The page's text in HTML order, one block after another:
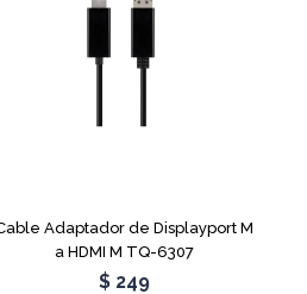
Adaptador de Displayport M
a HDMI M TQ-6307
$ 249